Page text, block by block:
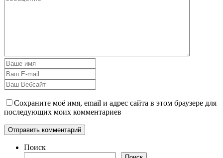
Сохраните моё имя, email и адрес сайта в этом браузере для
последующих моих комментариев
Поиск